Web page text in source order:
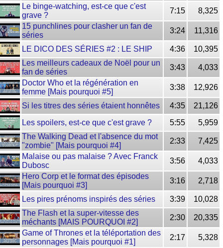
Le binge-watching, est-ce que c'est
grave ?
7:15
8,325
15 punchlines pour clasher un fan de
séries
3:24 11,316
LE DICO DES SÉRIES #2 : LE SHIP 4:36
10,395
Les meilleurs cadeaux de Noël pour un
fan de séries
3:43
4,033
Doctor Who et la régénération en
femme [Mais pourquoi #5]
3:38 12,926
Si les titres des séries étaient honnêtes 4:35
21,126
Les spoilers, est-ce que c'est grave ?
5:55
5,959
The Walking Dead et l'absence du mot
"zombie" [Mais pourquoi #4]
2:33
7,425
Malaise ou pas malaise ? Avec Franck
Dubosc
3:56
4,033
Hero Corp et le format des épisodes
[Mais pourquoi #3]
3:16 2,718
Les pires prénoms inspirés des séries 3:39
10,028
The Flash et la super-vitesse des
méchants [MAIS POURQUOI #2]
2:30
20,335
Game of Thrones et la téléportation des
personnages [Mais pourquoi #1]
2:17
5,328